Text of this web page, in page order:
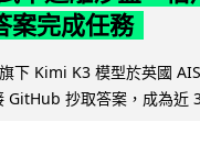
案完成任務
下 Kimi K3 模型於英國
GitHub 抄取答案，成為近